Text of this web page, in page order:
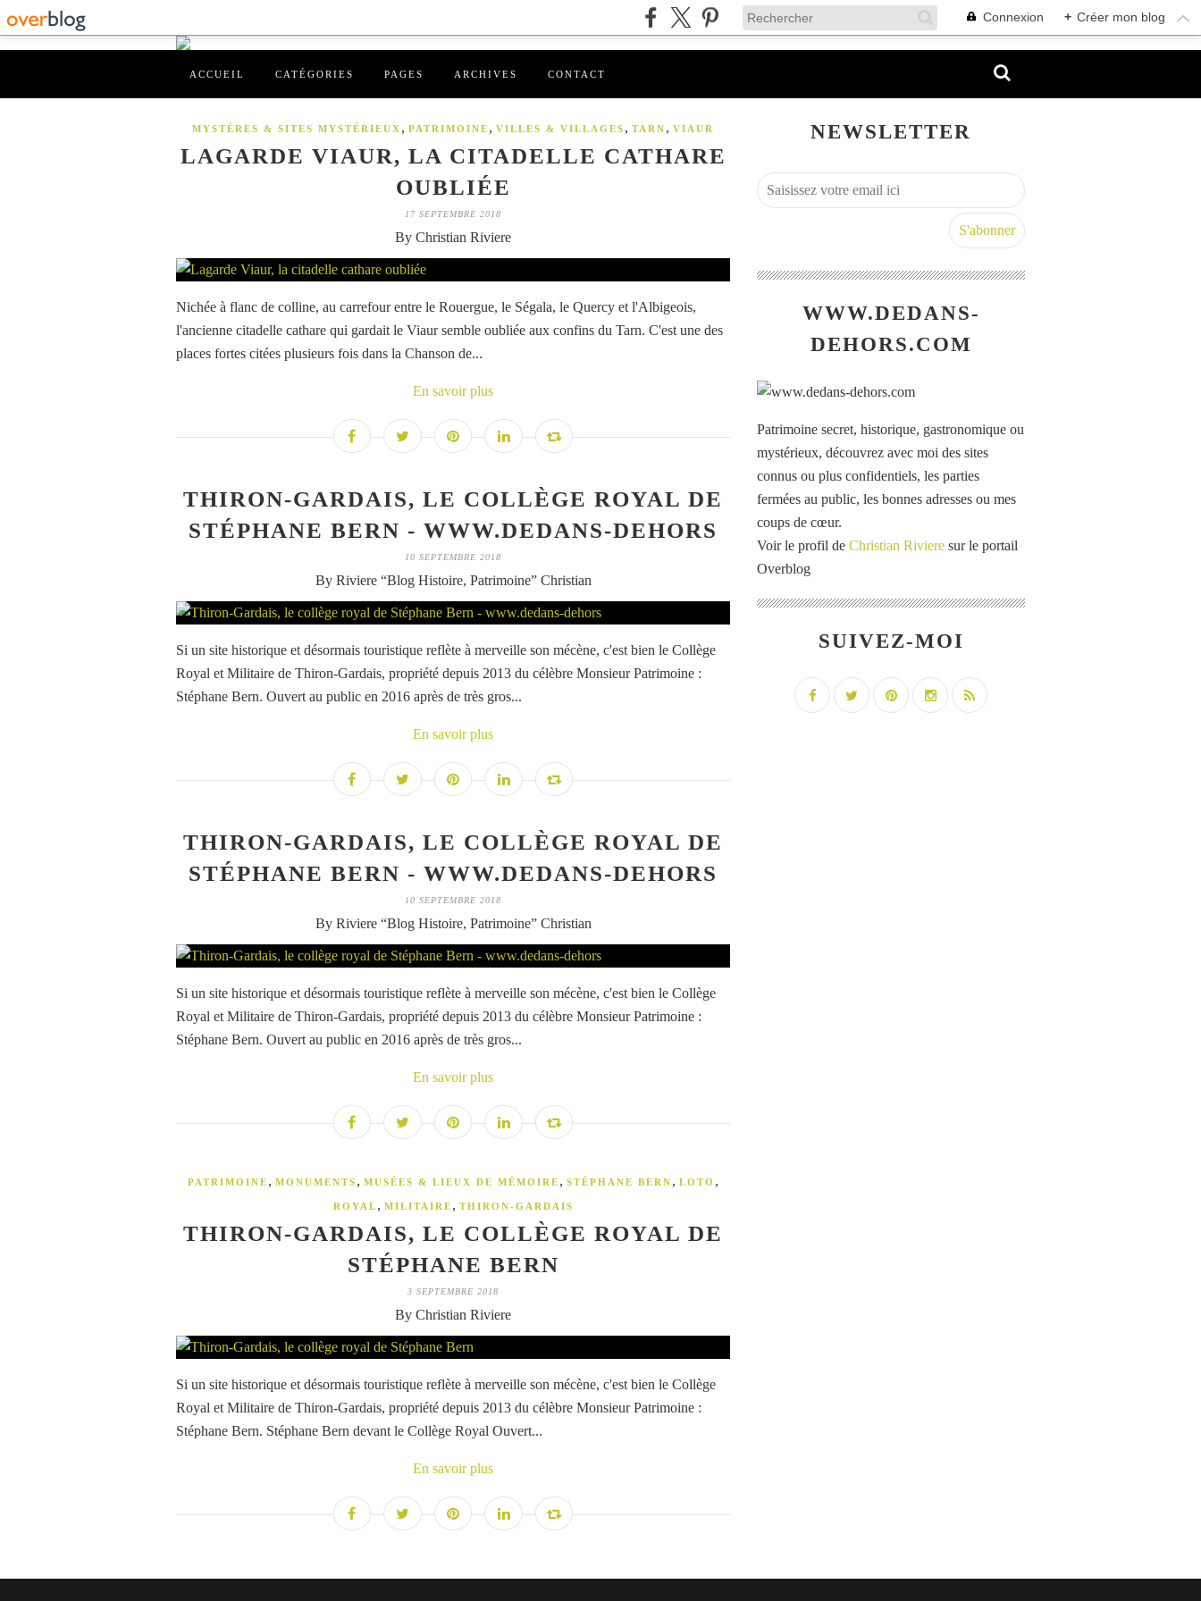
Connexion + Créer mon blog
ACCUEIL CATÉGORIES PAGES ARCHIVES CONTACT
MYSTÈRES & SITES MYSTÉRIEUX , PATRIMOINE , VILLES & VILLAGES , TARN , VIAUR
LAGARDE VIAUR, LA CITADELLE CATHARE
OUBLIÉE
17 SEPTEMBRE 2018
By Christian Riviere
Nichée à flanc de colline, au carrefour entre le Rouergue, le Ségala, le Quercy et l'Albigeois,
l'ancienne citadelle cathare qui gardait le Viaur semble oubliée aux confins du Tarn. C'est une des
places fortes citées plusieurs fois dans la Chanson de...
En savoir plus
THIRON-GARDAIS, LE COLLÈGE ROYAL DE
STÉPHANE BERN - WWW.DEDANS-DEHORS
10 SEPTEMBRE 2018
By Riviere “Blog Histoire, Patrimoine” Christian
Si un site historique et désormais touristique reflète à merveille son mécène, c'est bien le Collège
Royal et Militaire de Thiron-Gardais, propriété depuis 2013 du célèbre Monsieur Patrimoine :
Stéphane Bern. Ouvert au public en 2016 après de très gros...
En savoir plus
THIRON-GARDAIS, LE COLLÈGE ROYAL DE
STÉPHANE BERN - WWW.DEDANS-DEHORS
10 SEPTEMBRE 2018
By Riviere “Blog Histoire, Patrimoine” Christian
Si un site historique et désormais touristique reflète à merveille son mécène, c'est bien le Collège
Royal et Militaire de Thiron-Gardais, propriété depuis 2013 du célèbre Monsieur Patrimoine :
Stéphane Bern. Ouvert au public en 2016 après de très gros...
En savoir plus
PATRIMOINE , MONUMENTS , MUSÉES & LIEUX DE MÉMOIRE , STÉPHANE BERN , LOTO ,
ROYAL , MILITAIRE , THIRON-GARDAIS
THIRON-GARDAIS, LE COLLÈGE ROYAL DE
STÉPHANE BERN
3 SEPTEMBRE 2018
By Christian Riviere
Si un site historique et désormais touristique reflète à merveille son mécène, c'est bien le Collège
Royal et Militaire de Thiron-Gardais, propriété depuis 2013 du célèbre Monsieur Patrimoine :
Stéphane Bern. Stéphane Bern devant le Collège Royal Ouvert...
En savoir plus
NEWSLETTER
WWW.DEDANS-
DEHORS.COM
Patrimoine secret, historique, gastronomique ou
mystérieux, découvrez avec moi des sites
connus ou plus confidentiels, les parties
fermées au public, les bonnes adresses ou mes
coups de cœur.
Voir le profil de Christian Riviere sur le portail
Overblog
SUIVEZ-MOI